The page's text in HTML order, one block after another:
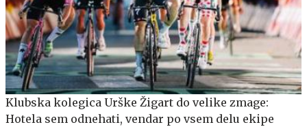
Klubska kolegica Urške Žigart do velike zmage:
Hotela sem odnehati, vendar po vsem delu ekipe